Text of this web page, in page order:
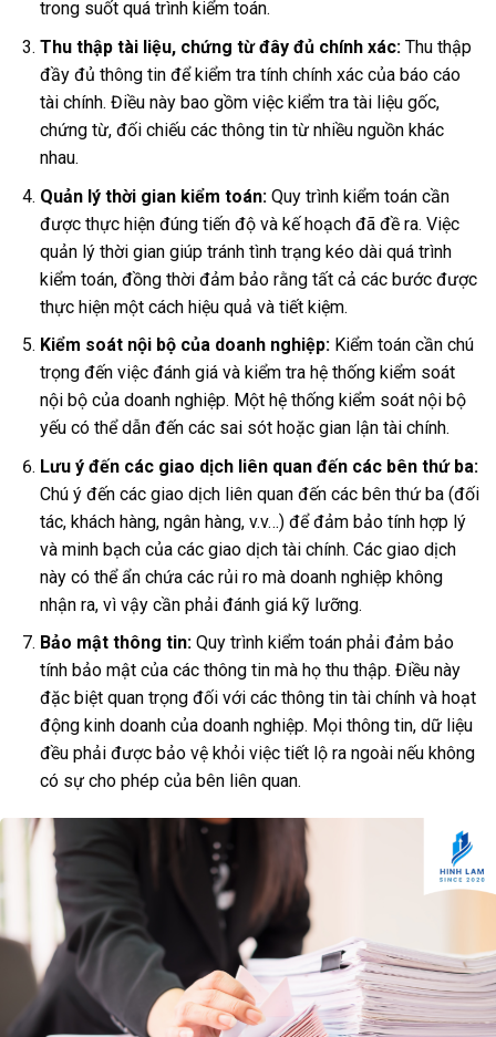
trong suốt quá trình kiểm toán.
Thu thập tài liệu, chứng từ đây đủ chính xác:Thu thập
đầy đủ thông tin để kiểm tra tính chính xác của báo cáo
tài chính. Điều này bao gồm việc kiểm tra tài liệu gốc,
chứng từ, đối chiếu các thông tin từ nhiều nguồn khác
nhau.
Quản lý thời gian kiểm toán: Quy trình kiểm toán cần
được thực hiện đúng tiến độ và kế hoạch đã đề ra. Việc
quản lý thời gian giúp tránh tình trạng kéo dài quá trình
kiểm toán, đồng thời đảm bảo rằng tất cả các bước được
thực hiện một cách hiệu quả và tiết kiệm.
Kiểm soát nội bộ của doanh nghiệp: Kiểm toán cần chú
trọng đến việc đánh giá và kiểm tra hệ thống kiểm soát
nội bộ của doanh nghiệp. Một hệ thống kiểm soát nội bộ
yếu có thể dẫn đến các sai sót hoặc gian lận tài chính.
Lưu ý đến các giao dịch liên quan đến các bên thứ ba:
Chú ý đến các giao dịch liên quan đến các bên thứ ba (đối
tác, khách hàng, ngân hàng, v.v…) để đảm bảo tính hợp lý
và minh bạch của các giao dịch tài chính. Các giao dịch
này có thể ẩn chứa các rủi ro mà doanh nghiệp không
nhận ra, vì vậy cần phải đánh giá kỹ lưỡng.
Bảo mật thông tin: Quy trình kiểm toán phải đảm bảo
tính bảo mật của các thông tin mà họ thu thập. Điều này
đặc biệt quan trọng đối với các thông tin tài chính và hoạt
động kinh doanh của doanh nghiệp. Mọi thông tin, dữ liệu
đều phải được bảo vệ khỏi việc tiết lộ ra ngoài nếu không
có sự cho phép của bên liên quan.